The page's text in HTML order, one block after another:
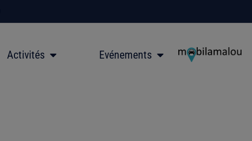
Activités Evénements